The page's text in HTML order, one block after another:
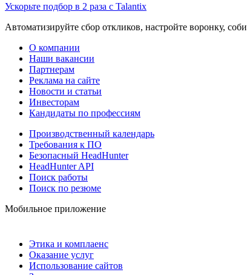
Ускорьте подбор в 2 раза с Talantix
Автоматизируйте сбор откликов, настройте воронку,
О компании
Наши вакансии
Партнерам
Реклама на сайте
Новости и статьи
Инвесторам
Кандидаты по профессиям
Производственный календарь
Требования к ПО
Безопасный HeadHunter
HeadHunter API
Поиск работы
Поиск по резюме
Мобильное приложение
Этика и комплаенс
Оказание услуг
Использование сайтов